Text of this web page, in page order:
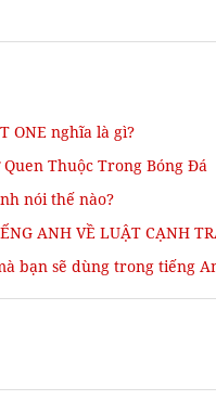
ONE nghĩa là gì?
Thuộc Trong Bóng Đá
nói thế nào?
ANH VỀ LUẬT CẠNH
bạn sẽ dùng trong tiếng